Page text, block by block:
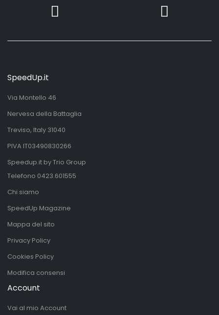
SpeedUp.it
Via Montello 46
Nervesa della Battaglia
Treviso, Italy 31040
PIVA IT03490830266
Speedup.it by Trio Group
Telefono 0423.601555
Chi siamo
SpeedUp Magazine
Mappa del sito
Privacy Policy
Cookies Policy
Modifica consensi
Account
Vai al mio Account